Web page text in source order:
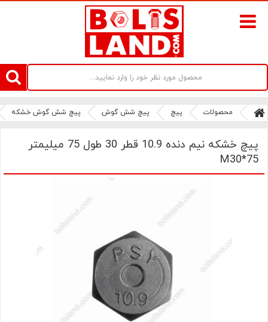
سامانه آنلاین فروش پیچ و مهره های صنعتی بولتز لند | سرزمین پیچ
محصولات پیچ پیچ شش گوش پیچ شش گوش خشکه
پیچ خشکه نیم دنده 10.9 قطر 30 طول 75 میلیمتر
M30*75